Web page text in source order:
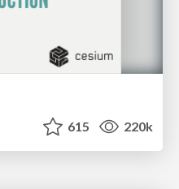
615 220k